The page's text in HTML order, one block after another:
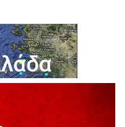
του Πανεπιστημίου